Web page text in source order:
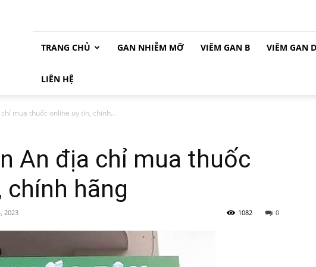
TRANG CHỦ GAN NHIỄM MỠ VIÊM GAN B VIÊM GAN
LIÊN HỆ
mua thuốc online uy tín, chính...
An địa chỉ mua thuốc
chính hãng
2023 0
1082